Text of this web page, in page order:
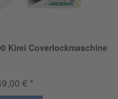
Kirei Coverlockmaschine
€ *